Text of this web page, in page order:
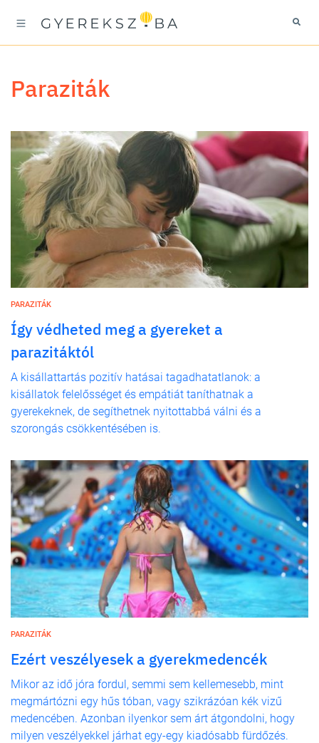
paraziták
PARAZITÁK
Így védheted meg a gyereket a
parazitáktól
A kisállattartás pozitív hatásai tagadhatatlanok: a
kisállatok felelősséget és empátiát taníthatnak a
gyerekeknek, de segíthetnek nyitottabbá válni és a
szorongás csökkentésében is.
PARAZITÁK
Ezért veszélyesek a gyerekmedencék
Mikor az idő jóra fordul, semmi sem kellemesebb, mint
megmártózni egy hűs tóban, vagy szikrázóan kék vizű
medencében. Azonban ilyenkor sem árt átgondolni, hogy
milyen veszélyekkel járhat egy-egy kiadósabb fürdőzés.